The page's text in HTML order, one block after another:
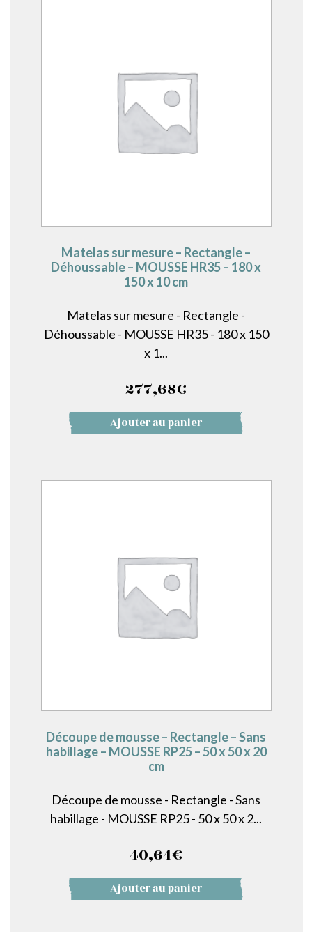
Matelas sur mesure – Rectangle –
Déhoussable – MOUSSE HR35 – 180 x
150 x 10 cm
Matelas sur mesure - Rectangle -
Déhoussable - MOUSSE HR35 - 180 x 150
x 1...
277,68€
Ajouter au panier
Découpe de mousse – Rectangle – Sans
habillage – MOUSSE RP25 – 50 x 50 x 20
cm
Découpe de mousse - Rectangle - Sans
habillage - MOUSSE RP25 - 50 x 50 x 2...
40,64€
Ajouter au panier